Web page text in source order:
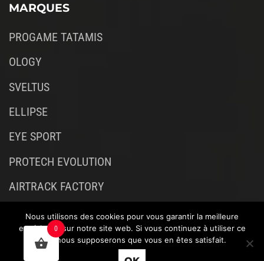
MARQUES
PROGAME TATAMIS
OLOGY
SVELTUS
ELLIPSE
EYE SPORT
PROTECH EVOLUTION
AIRTRACK FACTORY
0
Nous utilisons des cookies pour vous garantir la meilleure
expérience sur notre site web. Si vous continuez à utiliser ce
site, nous supposerons que vous en êtes satisfait.